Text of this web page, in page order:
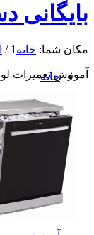
خانه
بایگانی
مکان شما: خانه 1
/
آموزش تعمیرات